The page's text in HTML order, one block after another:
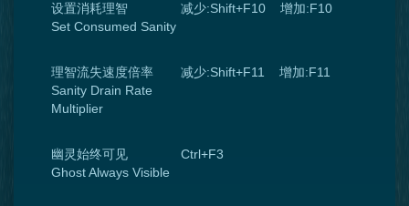
设置消耗理智
Set Consumed Sanity
减少:Shift+F10 增加:F10
理智流失速度倍率
Sanity Drain Rate
Multiplier
减少:Shift+F11 增加:F11
幽灵始终可见
Ghost Always Visible
Ctrl+F3